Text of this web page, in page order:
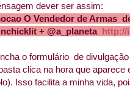
dever ser assim:
O Vendedor de Armas
+ @a_planeta http://
o formulário de
clica na hora que aparece
Isso facilita a minha vida,